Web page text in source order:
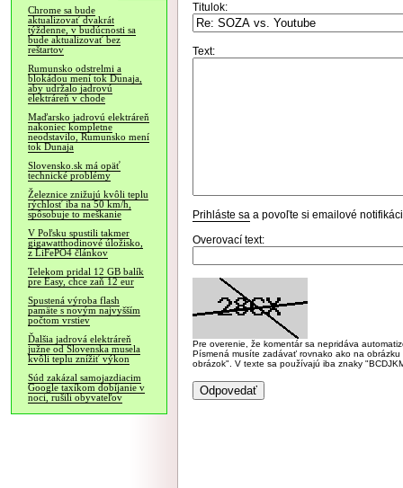
Chrome sa bude
aktualizovať dvakrát
týždenne, v budúcnosti sa
bude aktualizovať bez
reštartov
Rumunsko odstrelmi a
blokádou mení tok Dunaja,
aby udržalo jadrovú
elektráreň v chode
Maďarsko jadrovú elektráreň
nakoniec kompletne
neodstavilo, Rumunsko mení
tok Dunaja
Slovensko.sk má opäť
technické problémy
Železnice znižujú kvôli teplu
rýchlosť iba na 50 km/h,
spôsobuje to meškanie
V Poľsku spustili takmer
gigawatthodinové úložisko,
z LiFePO4 článkov
Telekom pridal 12 GB balík
pre Easy, chce zaň 12 eur
Spustená výroba flash
pamäte s novým najvyšším
počtom vrstiev
Ďalšia jadrová elektráreň
južne od Slovenska musela
kvôli teplu znížiť výkon
Súd zakázal samojazdiacim
Google taxíkom dobíjanie v
noci, rušili obyvateľov
Titulok:
Text:
Prihláste sa a povoľte si emailové
Overovací text:
Pre overenie, že komentár sa nepridáva
Písmená musíte zadávať rovnako ako na
obrázok". V texte sa používajú iba znaky